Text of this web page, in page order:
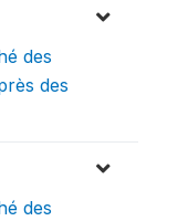
des
des
des